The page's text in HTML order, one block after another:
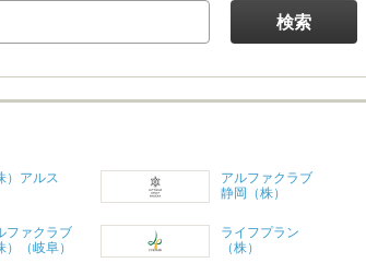
検索
）アルス
アルファクラブ
静岡（株）
ファクラブ
）（岐阜）
ライフプラン
（株）